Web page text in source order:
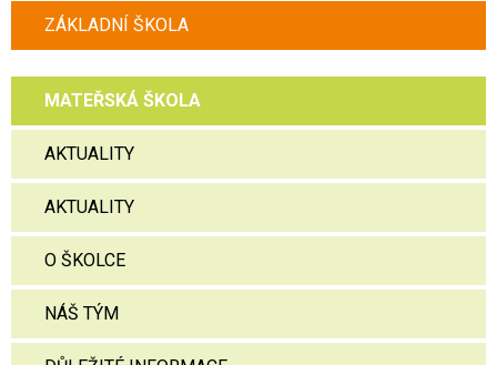
ZÁKLADNÍ ŠKOLA
MATEŘSKÁ ŠKOLA
AKTUALITY
AKTUALITY
O ŠKOLCE
NÁŠ TÝM